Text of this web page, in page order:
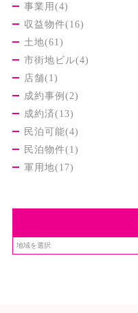
事業用(4)
収益物件(16)
土地(61)
市街地ビル(4)
店舗(1)
成約事例(2)
成約済(13)
民泊可能(4)
民泊物件(1)
軍用地(17)